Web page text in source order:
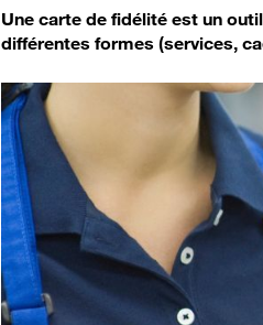
Une carte de fidélité est un
différentes formes (services,